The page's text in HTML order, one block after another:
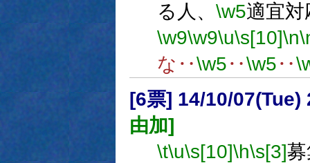
る人、 \w5適宜
\w9\w9\u\s[10]\n
な‥\w5‥\w5‥
[6票] 14/10/07(Tue)
由加]
\t\u\s[10]\h\s[3]